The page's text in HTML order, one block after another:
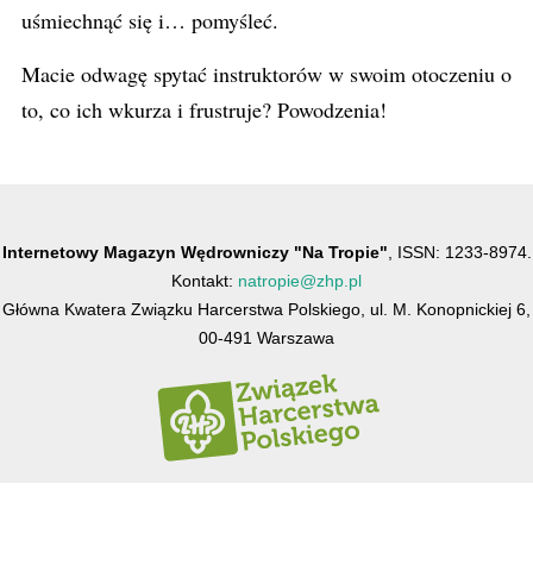
uśmiechnąć się i… pomyśleć.
Macie odwagę spytać instruktorów w swoim otoczeniu o
to, co ich wkurza i frustruje? Powodzenia!
Internetowy Magazyn Wędrowniczy "Na Tropie" , ISSN: 1233-8974.
Kontakt: natropie@zhp.pl
Główna Kwatera Związku Harcerstwa Polskiego, ul. M. Konopnickiej 6,
00-491 Warszawa